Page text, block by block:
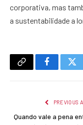
corporativa, mas
a sustentabilidade a
Copy
Facebook
PREVIOUS
Quando vale a pena